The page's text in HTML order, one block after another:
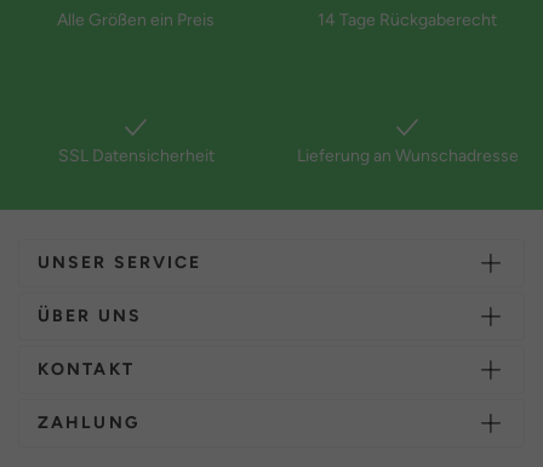
Alle Größen ein Preis 14 Tage Rückgaberecht
SSL Datensicherheit Lieferung an Wunschadresse
UNSER SERVICE
ÜBER UNS
KONTAKT
ZAHLUNG